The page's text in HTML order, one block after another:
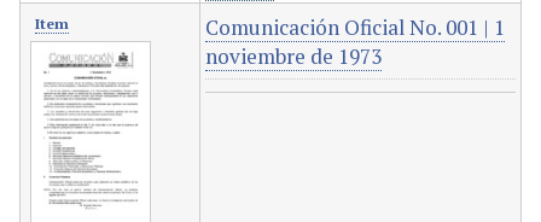
Item
Comunicación Oficial No. 001 | 1
noviembre de 1973